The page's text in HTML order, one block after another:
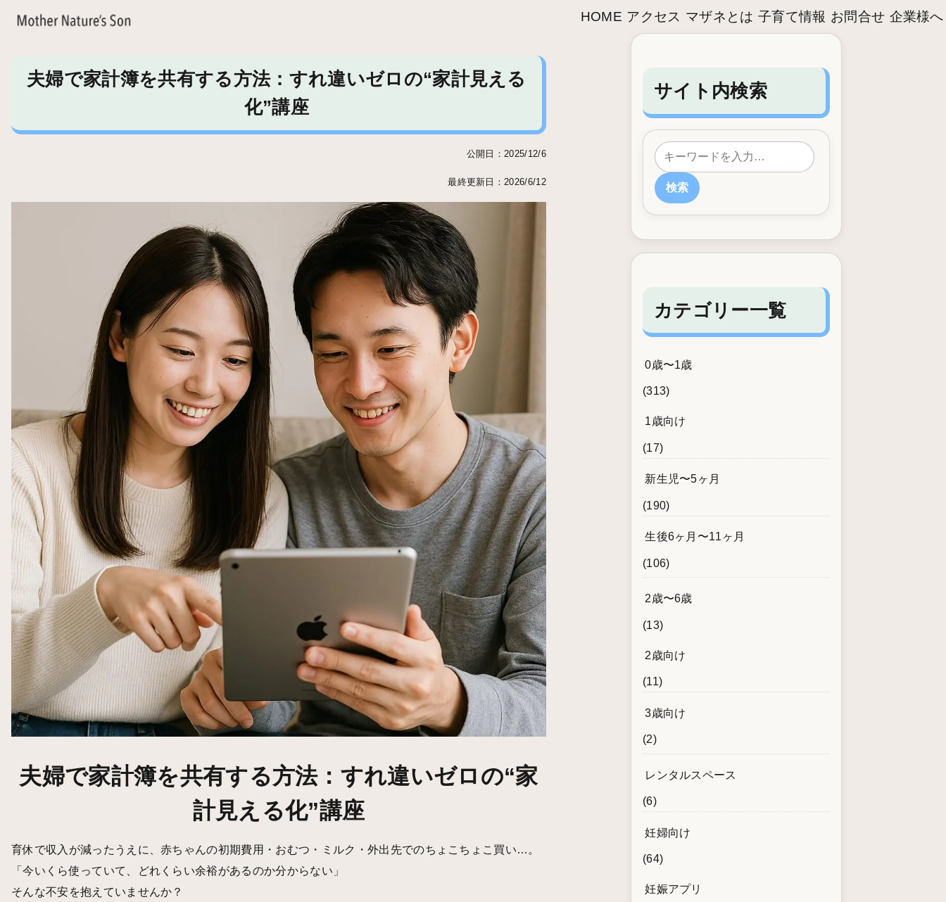
HOME アクセス マザネとは 子育て情報 お問合せ 企業様へ
夫婦で家計簿を共有する方法：すれ違いゼロの“家計見える
化”講座
公開日：2025/12/6
最終更新日：2026/6/12
夫婦で家計簿を共有する方法：すれ違いゼロの“家
計見える化”講座
育休で収入が減ったうえに、赤ちゃんの初期費用・おむつ・ミルク・外出先でのちょこちょこ買い…。
「今いくら使っていて、どれくらい余裕があるのか分からない」
そんな不安を抱えていませんか？
サイト内検索
検索
カテゴリー一覧
0歳〜1歳
(313)
1歳向け
(17)
新生児〜5ヶ月
(190)
生後6ヶ月〜11ヶ月
(106)
2歳〜6歳
(13)
2歳向け
(11)
3歳向け
(2)
レンタルスペース
(6)
妊婦向け
(64)
妊娠アプリ